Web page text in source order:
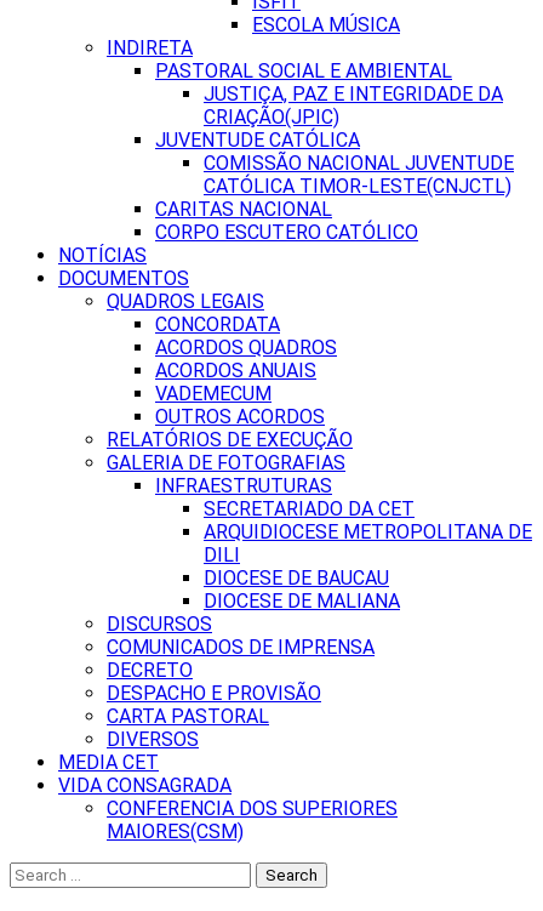
ESCOLA MÚSICA
INDIRETA
PASTORAL SOCIAL E AMBIENTAL
JUSTIÇA, PAZ E INTEGRIDADE DA
CRIAÇÃO(JPIC)
JUVENTUDE CATÓLICA
COMISSÃO NACIONAL JUVENTUDE
CATÓLICA TIMOR-LESTE(CNJCTL)
CARITAS NACIONAL
CORPO ESCUTERO CATÓLICO
NOTÍCIAS
DOCUMENTOS
QUADROS LEGAIS
CONCORDATA
ACORDOS QUADROS
ACORDOS ANUAIS
VADEMECUM
OUTROS ACORDOS
RELATÓRIOS DE EXECUÇÃO
GALERIA DE FOTOGRAFIAS
INFRAESTRUTURAS
SECRETARIADO DA CET
ARQUIDIOCESE METROPOLITANA DE
DILI
DIOCESE DE BAUCAU
DIOCESE DE MALIANA
DISCURSOS
COMUNICADOS DE IMPRENSA
DECRETO
DESPACHO E PROVISÃO
CARTA PASTORAL
DIVERSOS
MEDIA CET
VIDA CONSAGRADA
CONFERENCIA DOS SUPERIORES
MAIORES(CSM)
Search
for: